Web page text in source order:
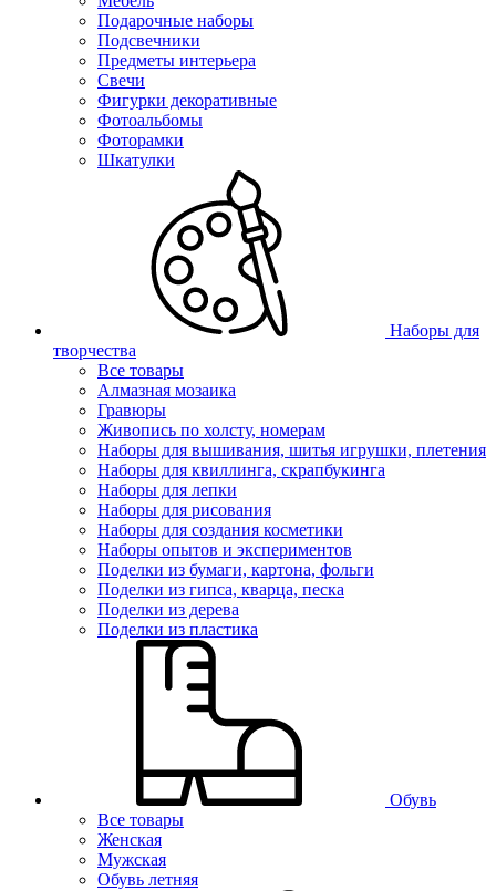
Подарочные наборы
Подсвечники
Предметы интерьера
Свечи
Фигурки декоративные
Фотоальбомы
Фоторамки
Шкатулки
Наборы для
творчества
Все товары
Алмазная мозаика
Гравюры
Живопись по холсту, номерам
Наборы для вышивания, шитья игрушки, плетения
Наборы для квиллинга, скрапбукинга
Наборы для лепки
Наборы для рисования
Наборы для создания косметики
Наборы опытов и экспериментов
Поделки из бумаги, картона, фольги
Поделки из гипса, кварца, песка
Поделки из дерева
Поделки из пластика
Обувь
Все товары
Женская
Мужская
Обувь летняя